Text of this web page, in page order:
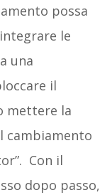
possa
le
una
il
mettere la
cambiamento
Con il
dopo passo,